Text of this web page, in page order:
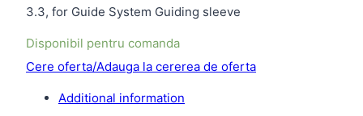
3.3, for Guide System Guiding sleeve
Disponibil pentru comanda
Cere oferta/Adauga la cererea de oferta
Additional information